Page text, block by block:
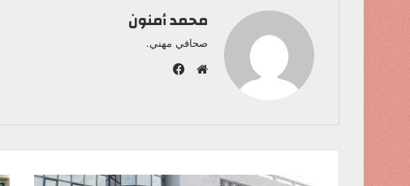
محمد أمنون
صحافي مهني.
ق
ع
ب
و